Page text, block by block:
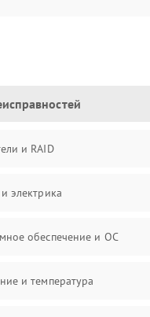
и RAID
электрика
обеспечение и ОС
и температура